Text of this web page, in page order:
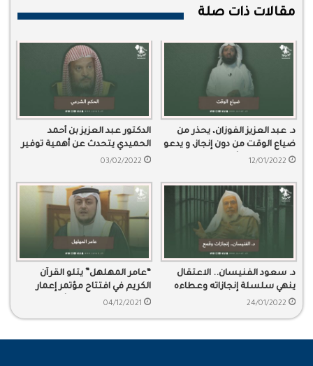
مقالات ذات صلة
د. عبد العزيز الفوزان، يحذر من
ضياع الوقت من دون إنجاز، و يدعو
للحرص على الأوقات
12/01/2022
الدكتور عبد العزيز بن أحمد
الحميدي يتحدث عن أهمية توفير
النظام مساحة لاستقلالية
03/02/2022
د. سعود الفنيسان.. الاعتقال
ينهي سلسلة إنجازاته وعطاءه
المتواصل
24/01/2022
“عامر المهلهل” يتلو القرآن
الكريم في افتتاح مؤتمر إعمار
مكة المكرمة برعاية الأمير خالد
04/12/2021